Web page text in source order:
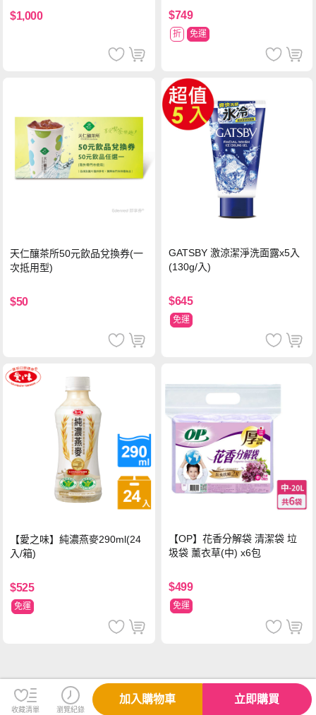
$1,000 $749
折 免運
天仁釀茶所50元飲品兌換券(一
次抵用型)
$50
GATSBY 激涼潔淨洗面露x5入
(130g/入)
$645
免運
【愛之味】純濃燕麥290ml(24
入/箱)
$525
免運
【OP】花香分解袋 清潔袋 垃
圾袋 薰衣草(中) x6包
$499
免運
收藏清單 瀏覽紀錄
加入購物車 立即購買